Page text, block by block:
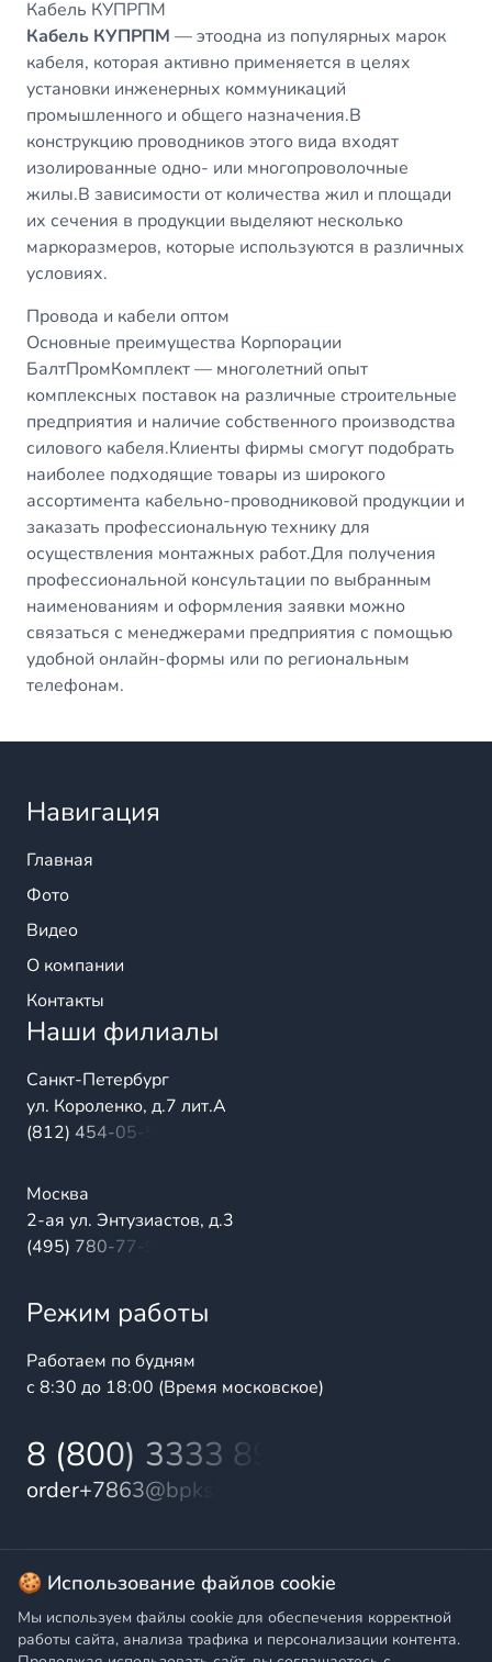
Кабель КУПРПМ
Кабель КУПРПМ — этоодна из популярных марок
кабеля, которая активно применяется в целях
установки инженерных коммуникаций
промышленного и общего назначения.В
конструкцию проводников этого вида входят
изолированные одно- или многопроволочные
жилы.В зависимости от количества жил и площади
их сечения в продукции выделяют несколько
маркоразмеров, которые используются в различных
условиях.
Провода и кабели оптом
Основные преимущества Корпорации
БалтПромКомплект — многолетний опыт
комплексных поставок на различные строительные
предприятия и наличие собственного производства
силового кабеля.Клиенты фирмы смогут подобрать
наиболее подходящие товары из широкого
ассортимента кабельно-проводниковой продукции и
заказать профессиональную технику для
осуществления монтажных работ.Для получения
профессиональной консультации по выбранным
наименованиям и оформления заявки можно
связаться с менеджерами предприятия с помощью
удобной онлайн-формы или по региональным
телефонам.
Навигация
Главная
Фото
Видео
О компании
Контакты
Наши филиалы
Санкт-Петербург
ул. Короленко, д.7 лит.А
(812) 454-05-54
Москва
2-ая ул. Энтузиастов, д.3
(495) 780-77-98
Режим работы
Работаем по будням
с 8:30 до 18:00 (Время московское)
8 (800) 3333 899
order+7863@bpks.ru
© 2025 БалтПромКомплект — комплексные поставки
высококачественной продукции промышленного и
бытового назначения
🍪 Использование файлов cookie
Мы используем файлы cookie для обеспечения корректной
работы сайта, анализа трафика и персонализации контента.